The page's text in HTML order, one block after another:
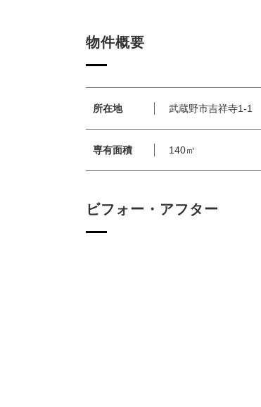
物件概要
所在地 武蔵野市吉祥寺1-1
専有面積 140㎡
ビフォー・アフター